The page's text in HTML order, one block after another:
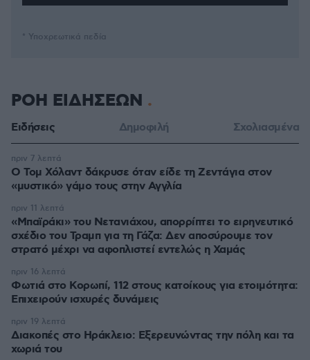
* Υποχρεωτικά πεδία
ΡΟΗ ΕΙΔΗΣΕΩΝ
Ειδήσεις Δημοφιλή Σχολιασμένα
Ο Τομ Χόλαντ δάκρυσε όταν είδε τη Ζεντάγια στον
«μυστικό» γάμο τους στην Αγγλία
πριν 7 λεπτά
«Μπαϊράκι» του Νετανιάχου, απορρίπτει το ειρηνευτικό
σχέδιο του Τραμπ για τη Γάζα: Δεν αποσύρουμε τον
στρατό μέχρι να αφοπλιστεί εντελώς η Χαμάς
πριν 11 λεπτά
Φωτιά στο Κορωπί, 112 στους κατοίκους για ετοιμότητα:
Επιχειρούν ισχυρές δυνάμεις
πριν 16 λεπτά
Διακοπές στο Ηράκλειο: Εξερευνώντας την πόλη και τα
χωριά του
πριν 19 λεπτά